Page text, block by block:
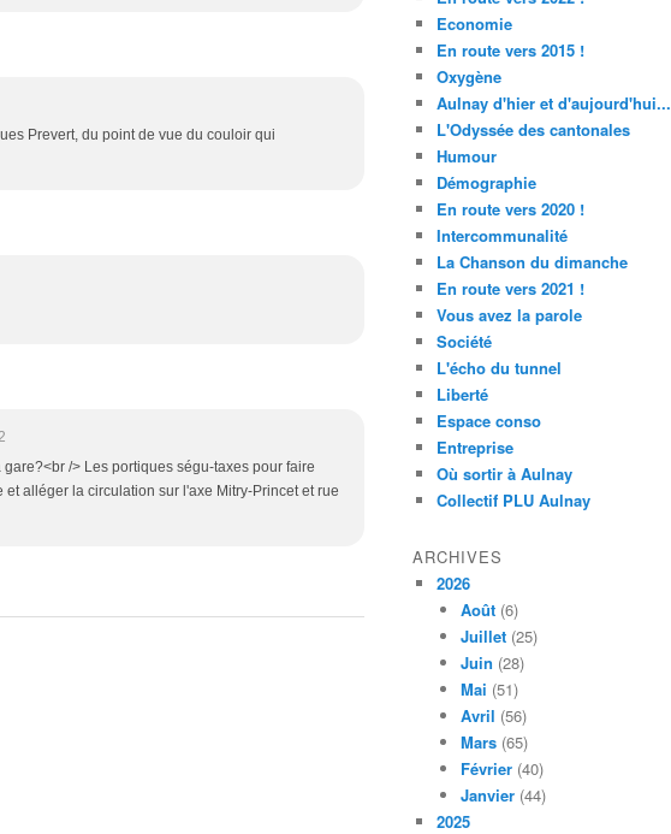
Prevert, du point de vue du couloir qui
/> Les portiques ségu-taxes pour faire
alléger la circulation sur l'axe Mitry-Princet et rue
Economie
En route vers 2015 !
Oxygène
Aulnay d'hier et d'aujourd'hui...
L'Odyssée des cantonales
Humour
Démographie
En route vers 2020 !
Intercommunalité
La Chanson du dimanche
En route vers 2021 !
Vous avez la parole
Société
L'écho du tunnel
Liberté
Espace conso
Entreprise
Où sortir à Aulnay
Collectif PLU Aulnay
ARCHIVES
2026
Août (6)
Juillet (25)
Juin (28)
Mai (51)
Avril (56)
Mars (65)
Février (40)
Janvier (44)
2025